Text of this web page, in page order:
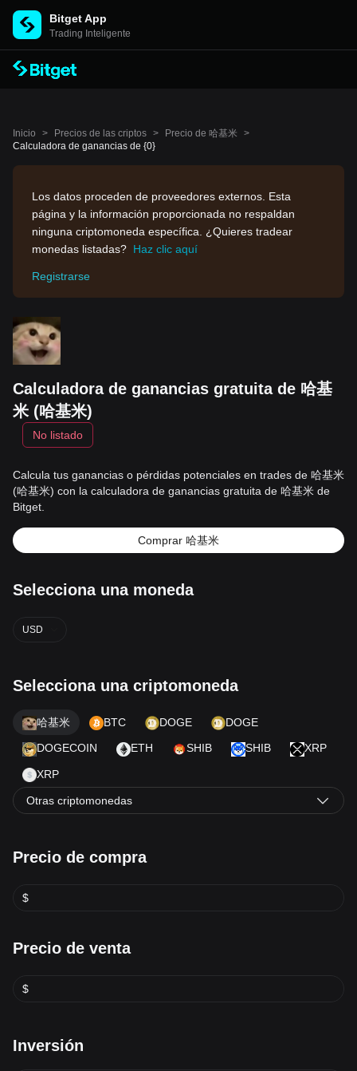
Bitget App
Trading Inteligente
Inicio > Precios de las criptos > Precio de 哈基米
>
Calculadora de ganancias de {0}
Los datos proceden de proveedores externos. Esta
página y la información proporcionada no respaldan
ninguna criptomoneda específica. ¿Quieres tradear
monedas listadas? Haz clic aquí
Registrarse
Calculadora de ganancias gratuita de 哈基
米 (哈基米)
No listado
Calcula tus ganancias o pérdidas potenciales en trades de 哈基米
(哈基米) con la calculadora de ganancias gratuita de 哈基米 de
Bitget.
Comprar 哈基米
Selecciona una moneda
USD
Selecciona una criptomoneda
哈基米 BTC DOGE DOGE
DOGECOIN ETH SHIB SHIB XRP
XRP
Otras criptomonedas
Precio de compra
$
Precio de venta
$
Inversión